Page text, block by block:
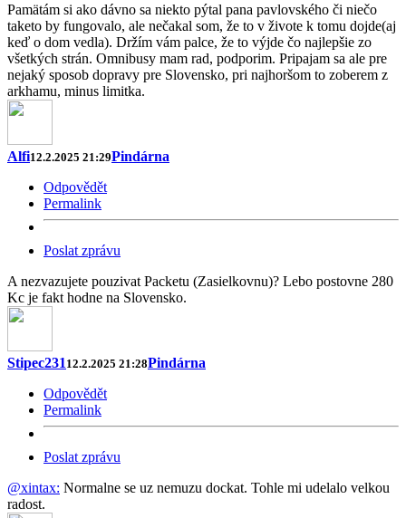
Pamätám si ako dávno sa niekto pýtal pana pavlovského či niečo
taketo by fungovalo, ale nečakal som, že to v živote k tomu dojde(aj
keď o dom vedla). Držím vám palce, že to výjde čo najlepšie zo
všetkých strán. Omnibusy mam rad, podporim. Pripajam sa ale pre
nejaký sposob dopravy pre Slovensko, pri najhoršom to zoberem z
arkhamu, minus limitka.
Alfi12.2.2025 21:29Pindárna
Odpovědět
Permalink
Poslat zprávu
A nezvazujete pouzivat Packetu (Zasielkovnu)? Lebo postovne 280
Kc je fakt hodne na Slovensko.
Stipec231 12.2.2025 21:28Pindárna
Odpovědět
Permalink
Poslat zprávu
@xintax: Normalne se uz nemuzu dockat. Tohle mi udelalo velkou
radost.